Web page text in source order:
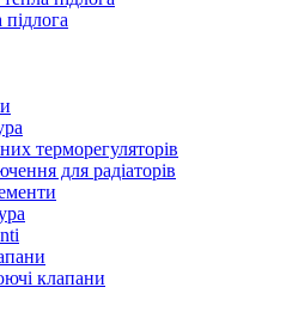
терморегуляторів
для радіаторів
клапани